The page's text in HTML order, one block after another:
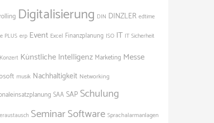
Digitalisierung DIN DINZLER edtime
PLUS erp Event Excel Finanzplanung ISO IT IT Sicherheit
Konzert Künstliche Intelligenz Marketing Messe
musik Nachhaltigkeit Networking
SAASAP Schulung
SeminarSoftware Sprachalarmanlagen